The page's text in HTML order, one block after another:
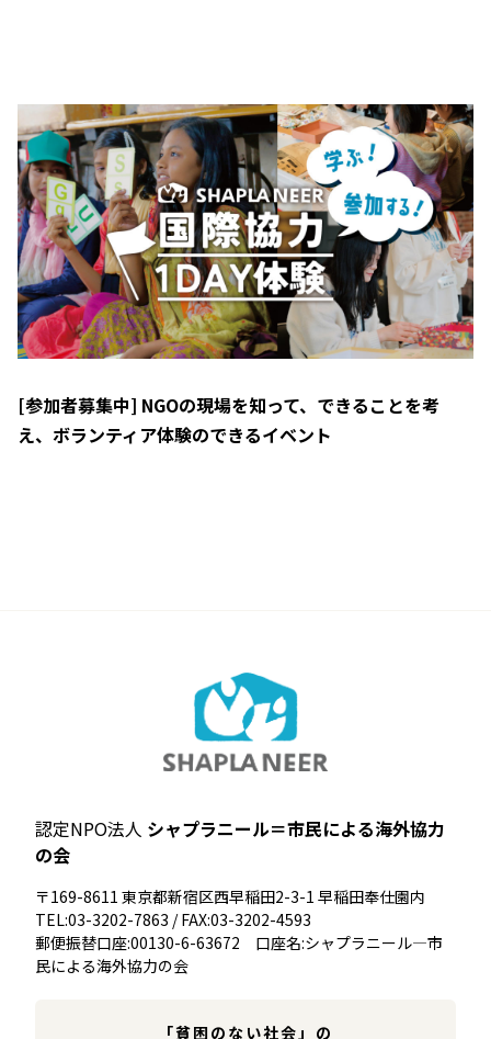
[参加者募集中] NGOの現場を知って、できることを考
え、ボランティア体験のできるイベント
認定NPO法人 シャプラニール＝市民による海外協力
の会
〒169-8611 東京都新宿区西早稲田2-3-1 早稲田奉仕園内
TEL:03-3202-7863 / FAX:03-3202-4593
郵便振替口座:00130-6-63672 口座名:シャプラニール―市
民による海外協力の会
「貧困のない社会」の